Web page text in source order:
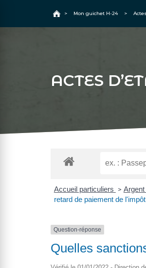
Accueil
> Mon guichet H-24 >
ACTES
Accueil particuliers >
retard de paiement de
Question-réponse
Quelles